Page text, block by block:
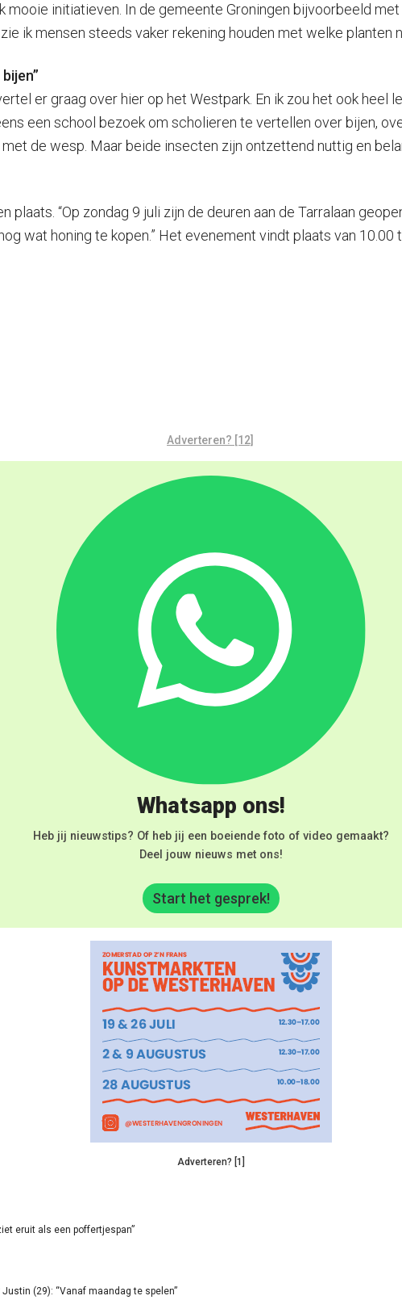
initiatieven. In de gemeente Groningen bijvoorbeeld
ik mensen steeds vaker rekening houden met welke planten
er graag over hier op het Westpark. En ik zou het ook
een school bezoek om scholieren te vertellen over bijen,
de wesp. Maar beide insecten zijn ontzettend nuttig en
plaats. “Op zondag 9 juli zijn de deuren aan de Tarralaan
wat honing te kopen.” Het evenement vindt plaats van
Adverteren? [12]
Whatsapp ons!
Heb jij nieuwstips? Of heb jij een boeiende foto of video gemaakt?
Deel jouw nieuws met ons!
Start het gesprek!
Adverteren? [1]
eruit als een poffertjespan”
(29): “Vanaf maandag te spelen”